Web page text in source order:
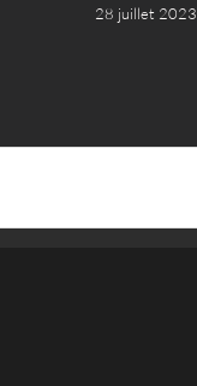
28 juillet 2023